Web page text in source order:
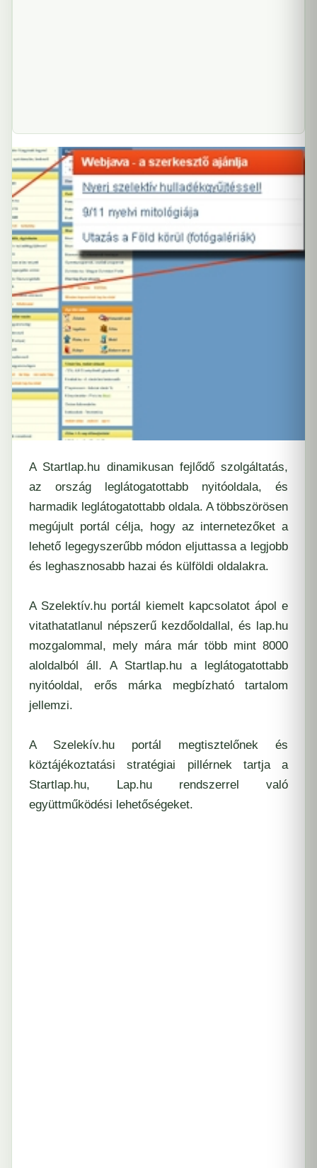
A Startlap.hu dinamikusan fejlődő szolgáltatás,
az ország leglátogatottabb nyitóoldala, és
harmadik leglátogatottabb oldala. A többszörösen
megújult portál célja, hogy az internetezőket a
lehető legegyszerűbb módon eljuttassa a legjobb
és leghasznosabb hazai és külföldi oldalakra.
A Szelektív.hu portál kiemelt kapcsolatot ápol e
vitathatatlanul népszerű kezdőoldallal, és lap.hu
mozgalommal, mely mára már több mint 8000
aloldalból áll. A Startlap.hu a leglátogatottabb
nyitóoldal, erős márka megbízható tartalom
jellemzi.
A Szelekív.hu portál megtisztelőnek és
köztájékoztatási stratégiai pillérnek tartja a
Startlap.hu, Lap.hu rendszerrel való
együttműködési lehetőségeket.